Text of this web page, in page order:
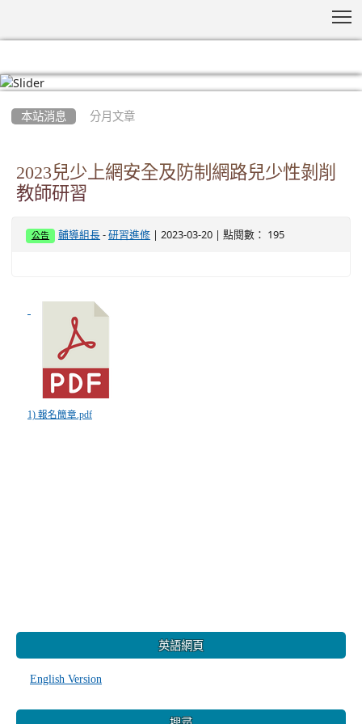
本站消息 分月文章
2023兒少上網安全及防制網路兒少性剝削
教師研習
公告 輔導組長 -研習進修 | 2023-03-20 | 點閱數： 195
1) 報名簡章.pdf
英語網頁
English Version